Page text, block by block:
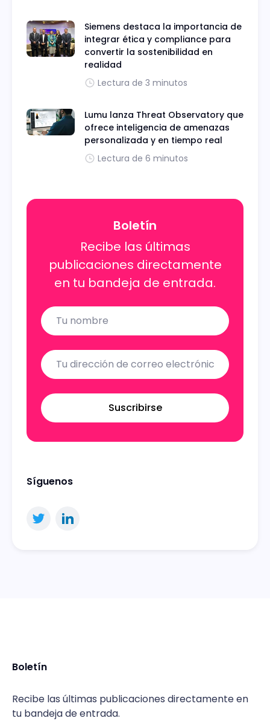
Siemens destaca la importancia de
integrar ética y compliance para
convertir la sostenibilidad en
realidad
Lectura de 3 minutos
Lumu lanza Threat Observatory que
ofrece inteligencia de amenazas
personalizada y en tiempo real
Lectura de 6 minutos
Boletín
Recibe las últimas
publicaciones directamente
en tu bandeja de entrada.
Name
Email
Suscribirse
Síguenos
Boletín
Recibe las últimas publicaciones directamente en
tu bandeja de entrada.